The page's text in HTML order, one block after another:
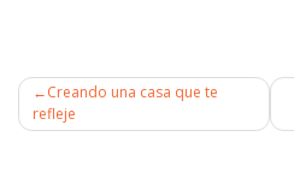
Creando una casa que te
refleje